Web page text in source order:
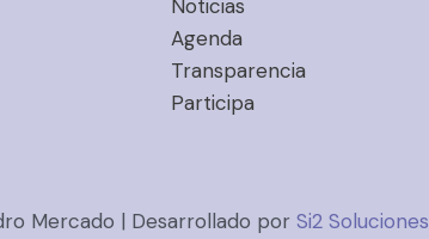
Noticias
Agenda
Transparencia
Participa
Mercado | Desarrollado por Si2 Soluciones